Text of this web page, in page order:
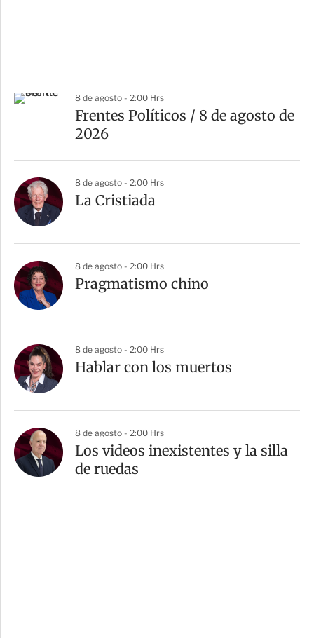
8 de agosto - 2:00 Hrs
Frentes Políticos / 8 de agosto de
2026
8 de agosto - 2:00 Hrs
La Cristiada
8 de agosto - 2:00 Hrs
Pragmatismo chino
8 de agosto - 2:00 Hrs
Hablar con los muertos
8 de agosto - 2:00 Hrs
Los videos inexistentes y la silla
de ruedas